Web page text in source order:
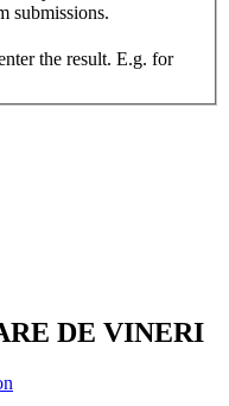
submissions.
the result. E.g. for
DE VINERI